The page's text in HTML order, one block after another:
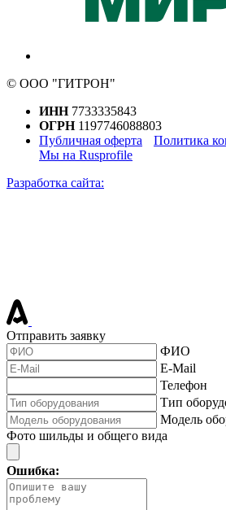
© ООО "ГИТРОН"
ИНН7733335843
ОГРН1197746088803
Публичная оферта
Политика
Мы на Rusprofile
Разработка сайта:
Отправить заявку
ФИО
E-Mail
Телефон
Тип
Модель
Фото шильды и общего вида
Ошибка: